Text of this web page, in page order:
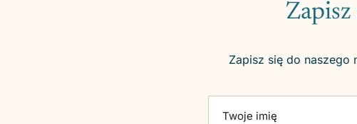
Zapisz się do naszego
Twoje imię